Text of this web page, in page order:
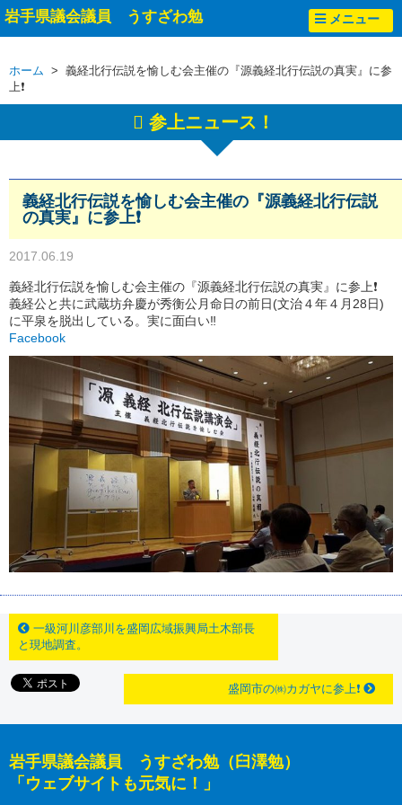
岩手県議会議員 うすざわ勉 メニュー
ホーム > 義経北行伝説を愉しむ会主催の『源義経北行伝説の真実』に参
上❗
参上ニュース！
義経北行伝説を愉しむ会主催の『源義経北行伝説
の真実』に参上❗
2017.06.19
義経北行伝説を愉しむ会主催の『源義経北行伝説の真実』に参上❗
義経公と共に武蔵坊弁慶が秀衡公月命日の前日(文治４年４月28日)
に平泉を脱出している。実に面白い‼
Facebook
一級河川彦部川を盛岡広域振興局土木部長
と現地調査。
盛岡市の㈱カガヤに参上❗
岩手県議会議員 うすざわ勉（臼澤勉）
「ウェブサイトも元気に！」